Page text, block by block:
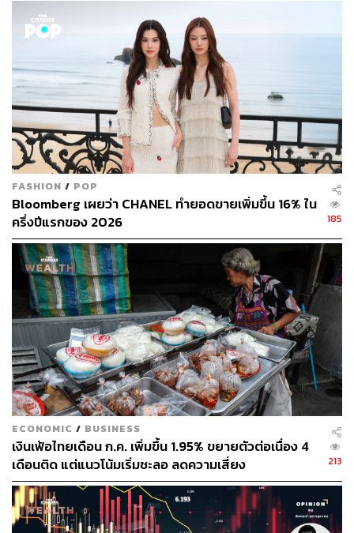
Middle East
อุตสาหกรรมรถยนต์
น้ำมัน
เม็ดพลาสติก
141
ABOUT THE AUTHOR
นครินทร์ วนกิจไพบูลย์
บรรณาธิการบริหาร สำนักข่าว THE
STANDARD วิทยากรด้านสื่อและการทำคอน
เทนต์ออนไลน์
FASHION / POP
Bloomberg เผยว่า CHANEL ทำยอดขายเพิ่มขึ้น 16% ใน
ครึ่งปีแรกของ 2026
185
ECONOMIC / BUSINESS
เงินเฟ้อไทยเดือน ก.ค. เพิ่มขึ้น 1.95% ขยายตัวต่อเนื่อง 4
เดือนติด แต่แนวโน้มเริ่มชะลอ ลดความเสี่ยง
Stagflation
213